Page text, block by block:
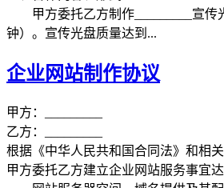
甲方委托乙方制作_________宣传
钟）。宣传光盘质量达到...
企业网站制作协议
甲方：_________
乙方：_________
根据《中华人民共和国合同法》和相
甲方委托乙方建立企业网站服务事宜达